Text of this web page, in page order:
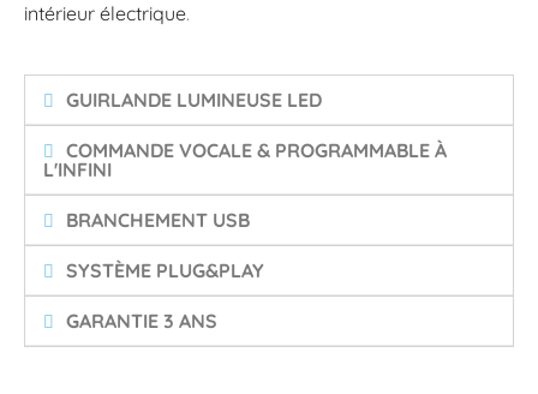
intérieur électrique.
GUIRLANDE LUMINEUSE LED
COMMANDE VOCALE & PROGRAMMABLE À
L'INFINI
BRANCHEMENT USB
SYSTÈME PLUG&PLAY
GARANTIE 3 ANS